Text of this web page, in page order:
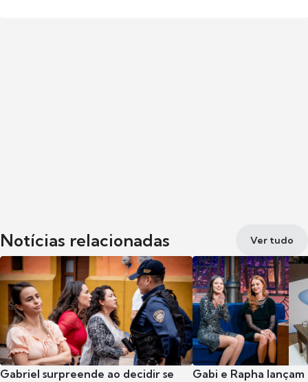
Notícias relacionadas Ver tudo
Gabriel surpreende ao decidir se
Gabi e Rapha